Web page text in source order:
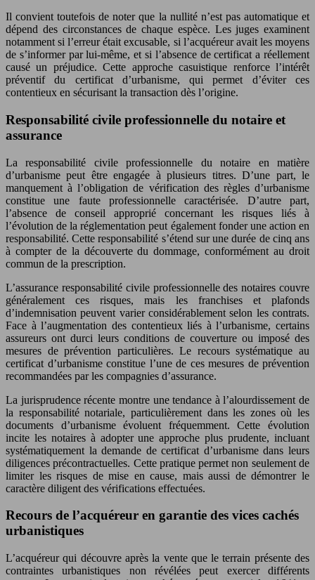
Il convient toutefois de noter que la nullité n’est pas automatique et
dépend des circonstances de chaque espèce. Les juges examinent
notamment si l’erreur était excusable, si l’acquéreur avait les moyens
de s’informer par lui-même, et si l’absence de certificat a réellement
causé un préjudice. Cette approche casuistique renforce l’intérêt
préventif du certificat d’urbanisme, qui permet d’éviter ces
contentieux en sécurisant la transaction dès l’origine.
Responsabilité civile professionnelle du notaire et
assurance
La responsabilité civile professionnelle du notaire en matière
d’urbanisme peut être engagée à plusieurs titres. D’une part, le
manquement à l’obligation de vérification des règles d’urbanisme
constitue une faute professionnelle caractérisée. D’autre part,
l’absence de conseil approprié concernant les risques liés à
l’évolution de la réglementation peut également fonder une action en
responsabilité. Cette responsabilité s’étend sur une durée de cinq ans
à compter de la découverte du dommage, conformément au droit
commun de la prescription.
L’assurance responsabilité civile professionnelle des notaires couvre
généralement ces risques, mais les franchises et plafonds
d’indemnisation peuvent varier considérablement selon les contrats.
Face à l’augmentation des contentieux liés à l’urbanisme, certains
assureurs ont durci leurs conditions de couverture ou imposé des
mesures de prévention particulières. Le recours systématique au
certificat d’urbanisme constitue l’une de ces mesures de prévention
recommandées par les compagnies d’assurance.
La jurisprudence récente montre une tendance à l’alourdissement de
la responsabilité notariale, particulièrement dans les zones où les
documents d’urbanisme évoluent fréquemment. Cette évolution
incite les notaires à adopter une approche plus prudente, incluant
systématiquement la demande de certificat d’urbanisme dans leurs
diligences précontractuelles. Cette pratique permet non seulement de
limiter les risques de mise en cause, mais aussi de démontrer le
caractère diligent des vérifications effectuées.
Recours de l’acquéreur en garantie des vices cachés
urbanistiques
L’acquéreur qui découvre après la vente que le terrain présente des
contraintes urbanistiques non révélées peut exercer différents